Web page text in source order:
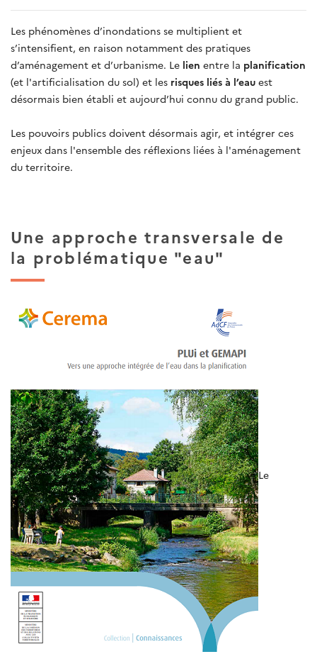
Les phénomènes d’inondations se multiplient et
s’intensifient, en raison notamment des pratiques
d’aménagement et d’urbanisme. Le lien entre la planification
(et l'artificialisation du sol) et les risques liés à l’eau est
désormais bien établi et aujourd’hui connu du grand public.
Les pouvoirs publics doivent désormais agir, et intégrer ces
enjeux dans l'ensemble des réflexions liées à l'aménagement
du territoire.
Une approche transversale de
la problématique "eau"
Le